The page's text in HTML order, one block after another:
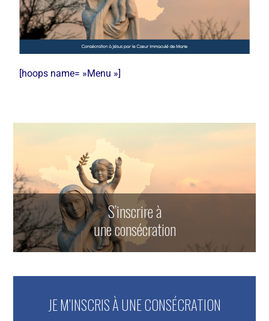
[hoops name= »Menu »]
S’inscrire à
une consécration
JE M’INSCRIS À UNE CONSÉCRATION